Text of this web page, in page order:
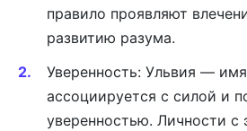
правило проявляют
развитию разума.
Уверенность: Ульвия —
ассоциируется с силой и
уверенностью. Личности с